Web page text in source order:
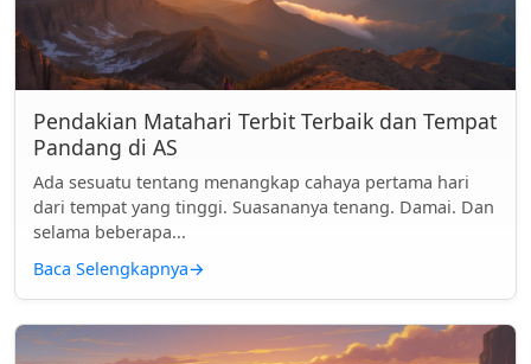
Pendakian Matahari Terbit Terbaik dan Tempat
Pandang di AS
Ada sesuatu tentang menangkap cahaya pertama hari
dari tempat yang tinggi. Suasananya tenang. Damai. Dan
selama beberapa...
Baca Selengkapnya→